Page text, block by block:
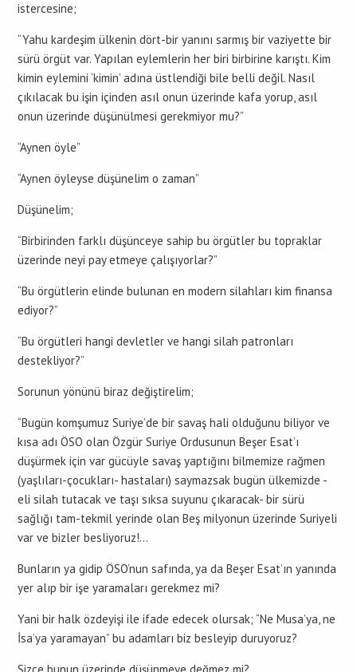
istercesine;
“Yahu kardeşim ülkenin dört-bir yanını sarmış bir vaziyette bir
sürü örgüt var. Yapılan eylemlerin her biri birbirine karıştı. Kim
kimin eylemini ‘kimin’ adına üstlendiği bile belli değil. Nasıl
çıkılacak bu işin içinden asıl onun üzerinde kafa yorup, asıl
onun üzerinde düşünülmesi gerekmiyor mu?”
“Aynen öyle”
“Aynen öyleyse düşünelim o zaman”
Düşünelim;
“Birbirinden farklı düşünceye sahip bu örgütler bu topraklar
üzerinde neyi pay etmeye çalışıyorlar?”
“Bu örgütlerin elinde bulunan en modern silahları kim finansa
ediyor?”
“Bu örgütleri hangi devletler ve hangi silah patronları
destekliyor?”
Sorunun yönünü biraz değiştirelim;
“Bugün komşumuz Suriye’de bir savaş hali olduğunu biliyor ve
kısa adı ÖSO olan Özgür Suriye Ordusunun Beşer Esat’ı
düşürmek için var gücüyle savaş yaptığını bilmemize rağmen
(yaşlıları-çocukları- hastaları) saymazsak bugün ülkemizde -
eli silah tutacak ve taşı sıksa suyunu çıkaracak- bir sürü
sağlığı tam-tekmil yerinde olan Beş milyonun üzerinde Suriyeli
var ve bizler besliyoruz!…
Bunların ya gidip ÖSO’nun safında, ya da Beşer Esat’ın yanında
yer alıp bir işe yaramaları gerekmez mi?
Yani bir halk özdeyişi ile ifade edecek olursak; “Ne Musa’ya, ne
İsa’ya yaramayan” bu adamları biz besleyip duruyoruz?